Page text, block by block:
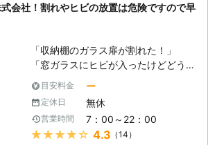
のお客様にもご利用いただいておりま
可能です。 他社のガラス業者に断ら
れた際も、ぜひガラス110番を活用く
ださい。 お客様の満足いただける仕
ッフ一同努めさせていただいておりま
す。 24時間365日年中無休で電話受
付をしておりますので、お電話しにく
会社！割れやヒビの放置は危険ですので早
「収納棚のガラス扉が割れた！」
「窓ガラスにヒビが入ったけどどうし
よう」 「玄関のガラスが割れて防犯
上心配」 このようにガラスでのお困
りごとならBEST株式会社にお任せく
ださい！当店はお客様の「生活インフ
ラを整える仕事」として、全国でガラ
目安料金 ー
定休日 無休
営業時間 7：00～22：00
★★★★★ 4.3 （14）